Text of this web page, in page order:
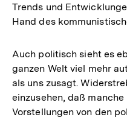
Trends und
Hand des
Auch politisch sieht es
ganzen Welt viel mehr
als uns zusagt.
einzusehen, daß
Vorstellungen von den